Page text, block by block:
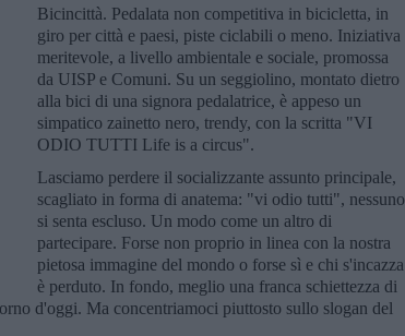
Bicincittà. Pedalata non competitiva in bicicletta, in
giro per città e paesi, piste ciclabili o meno. Iniziativa
meritevole, a livello ambientale e sociale, promossa
da UISP e Comuni. Su un seggiolino, montato dietro
alla bici di una signora pedalatrice, è appeso un
simpatico zainetto nero, trendy, con la scritta "VI
ODIO TUTTI Life is a circus".
Lasciamo perdere il socializzante assunto principale,
scagliato in forma di anatema: "vi odio tutti", nessuno
si senta escluso. Un modo come un altro di
partecipare. Forse non proprio in linea con la nostra
pietosa immagine del mondo o forse sì e chi s'incazza
è perduto. In fondo, meglio una franca schiettezza di
d'oggi. Ma concentriamoci piuttosto sullo slogan del